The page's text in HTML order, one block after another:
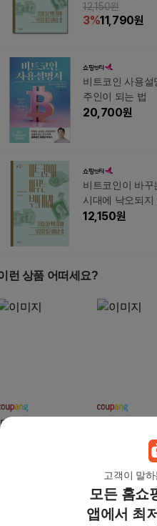
고객이 말
모든 홈쇼
앱에서 최
록체인 인호 교수
12,150원
3%11,790원
비트코인 사용설
주인이 되는 법
20,700원
비트코인이 바꾸
시대에 낙오되지
21
12,150원
런 상품 어떠세요?
품] NEW 여름 신상_
석 사무실 의
쿠션 목배개
비트코인이 바
시대에 낙오되